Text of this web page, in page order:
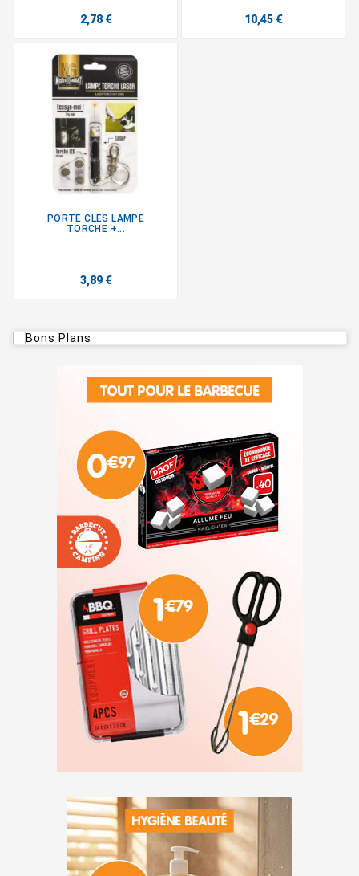
2,78 € 10,45 €
PORTE CLES LAMPE
TORCHE +...
3,89 €